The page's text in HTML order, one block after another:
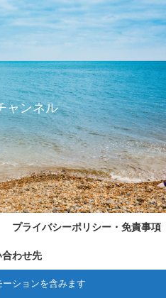
ャンネル
プライバシーポリシー・免責事項
合わせ先
ションを含みます